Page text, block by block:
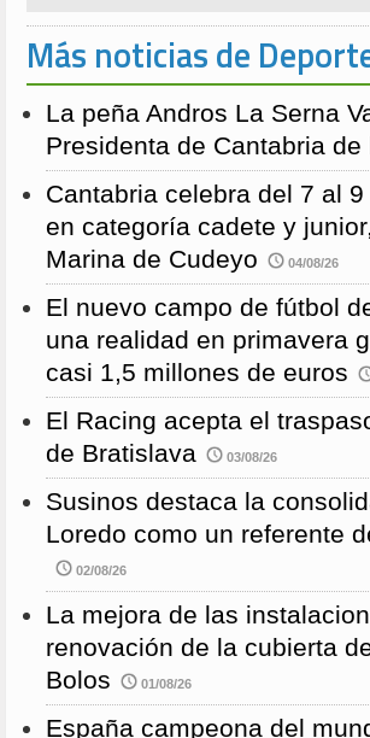
Más noticias de
La peña Andros La Serna
Presidenta de Cantabria
Cantabria celebra del 7 al
en categoría cadete y
Marina de Cudeyo
04/08/26
El nuevo campo de fútbol
una realidad en primavera
casi 1,5 millones de euros
El Racing acepta el
de Bratislava
03/08/26
Susinos destaca la
Loredo como un referente
02/08/26
La mejora de las
renovación de la cubierta
Bolos
01/08/26
España campeona del